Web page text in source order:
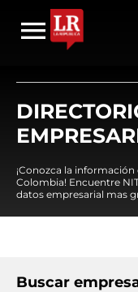
¡Conozca la
Colombia! Encuentre
datos empresarial mas
Buscar